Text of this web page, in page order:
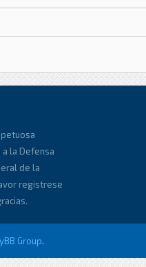
la Defensa
de la
registrese
Group.